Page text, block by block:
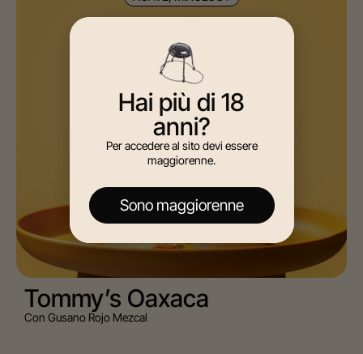
Tommy’s Oaxaca
Con Gusano Rojo Mezcal
Hai più di 18
anni?
Per accedere al sito devi essere
maggiorenne.
Sono maggiorenne